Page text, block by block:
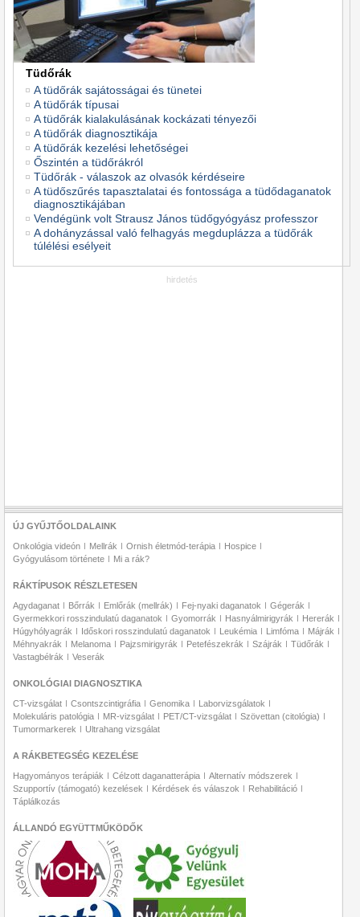
Tüdőrák
A tüdőrák sajátosságai és tünetei
A tüdőrák típusai
A tüdőrák kialakulásának kockázati tényezői
A tüdőrák diagnosztikája
A tüdőrák kezelési lehetőségei
Őszintén a tüdőrákról
Tüdőrák - válaszok az olvasók kérdéseire
A tüdőszűrés tapasztalatai és fontossága a tüdődaganatok
diagnosztikájában
Vendégünk volt Strausz János tüdőgyógyász professzor
A dohányzással való felhagyás megduplázza a tüdőrák
túlélési esélyeit
hirdetés
ÚJ GYŰJTŐOLDALAINK
Onkológia videón Mellrák Ornish életmód-terápia
Hospice
Gyógyulásom története
Mi a rák?
RÁKTÍPUSOK RÉSZLETESEN
Agydaganat Bőrrák Emlőrák (mellrák) Fej-nyaki daganatok
Gégerák
Gyermekkori rosszindulatú daganatok
Gyomorrák Hasnyálmirigyrák
Hererák
Húgyhólyagrák
Időskori rosszindulatú daganatok Leukémia Limfóma
Májrák
Méhnyakrák
Melanoma Pajzsmirigyrák Petefészekrák Szájrák
Tüdőrák
Vastagbélrák
Veserák
ONKOLÓGIAI DIAGNOSZTIKA
CT-vizsgálat Csontszcintigráfia Genomika
Laborvizsgálatok
Molekuláris patológia
MR-vizsgálat PET/CT-vizsgálat
Szövettan (citológia)
Tumormarkerek
Ultrahang vizsgálat
A RÁKBETEGSÉG KEZELÉSE
Hagyományos terápiák Célzott daganatterápia
Alternatív módszerek
Szupportív (támogató) kezelések
Kérdések és válaszok
Rehabilitáció
Táplálkozás
ÁLLANDÓ EGYÜTTMŰKÖDŐK